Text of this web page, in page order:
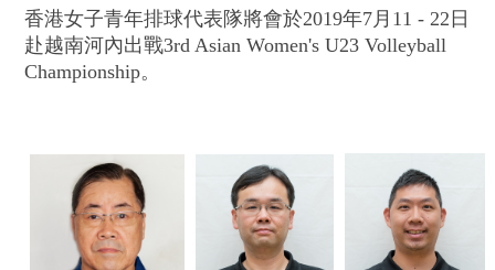
香港女子青年排球代表隊將會於2019年7月11 - 22 日
赴越南河內出戰3rd Asian Women's U23 Volleyball
Championship。